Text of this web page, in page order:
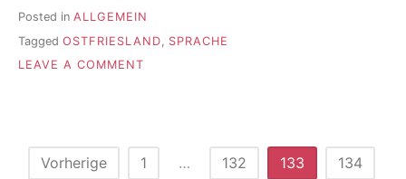
Posted in ALLGEMEIN
Tagged OSTFRIESLAND
SPRACHE
LEAVE A COMMENT
Seitennummerierung
Vorherige 1 … 132 133 134